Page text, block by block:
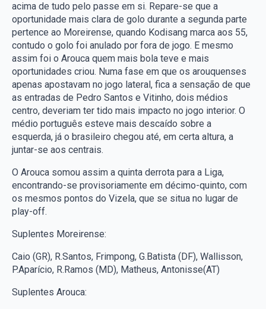
acima de tudo pelo passe em si. Repare-se que a
oportunidade mais clara de golo durante a segunda parte
pertence ao Moreirense, quando Kodisang marca aos 55,
contudo o golo foi anulado por fora de jogo. E mesmo
assim foi o Arouca quem mais bola teve e mais
oportunidades criou. Numa fase em que os arouquenses
apenas apostavam no jogo lateral, fica a sensação de que
as entradas de Pedro Santos e Vitinho, dois médios
centro, deveriam ter tido mais impacto no jogo interior. O
médio português esteve mais descaído sobre a
esquerda, já o brasileiro chegou até, em certa altura, a
juntar-se aos centrais.
O Arouca somou assim a quinta derrota para a Liga,
encontrando-se provisoriamente em décimo-quinto, com
os mesmos pontos do Vizela, que se situa no lugar de
play-off.
Suplentes Moreirense:
Caio (GR), R.Santos, Frimpong, G.Batista (DF), Wallisson,
P.Aparício, R.Ramos (MD), Matheus, Antonisse(AT)
Suplentes Arouca: